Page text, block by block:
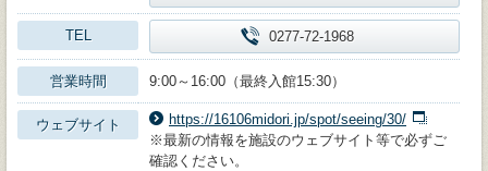
TEL 0277-72-1968
営業時間 9:00～16:00（最終入館15:30）
ウェブサイト
https://16106midori.jp/spot/seeing/30/
※最新の情報を施設のウェブサイト等で必ずご
確認ください。